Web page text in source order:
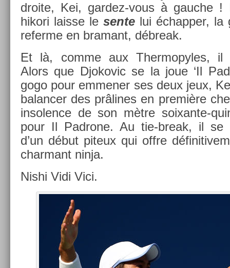
droite, Kei, gardez-vous à gauc­he
hikori lais­se le sente lui échapp­er, la
re­fer­me en bramant, débreak.
Et là, comme aux Ther­mopyles, il
Alors que Djokovic se la joue ‘Il
gogo pour em­men­er ses deux jeux,
balanc­er des prâlines en première
in­sol­ence de son mètre soixante-
pour Il Pad­rone. Au tie-break, il se
d’un début piteux qui offre
char­mant ninja.
Nishi Vidi Vici.